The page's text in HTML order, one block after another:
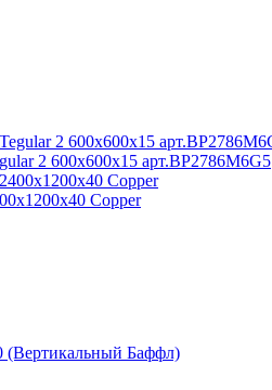
2 600x600x15 арт.BP2786M6G5
Copper
(Вертикальный Баффл)